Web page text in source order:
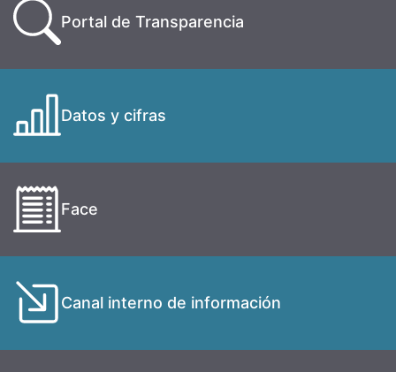
Portal de Transparencia
Datos y cifras
Face
Canal interno de información